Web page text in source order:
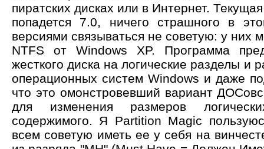
пиратских дисках или в Интернет.
попадется 7.0, ничего страшного в
версиями связываться не советую: у них
NTFS от Windows XP. Программа
жесткого диска на логические разделы и
операционных систем Windows и даже
что это омонстровевший вариант
для изменения размеров
содержимого. Я Partition Magic
всем советую иметь ее у себя на